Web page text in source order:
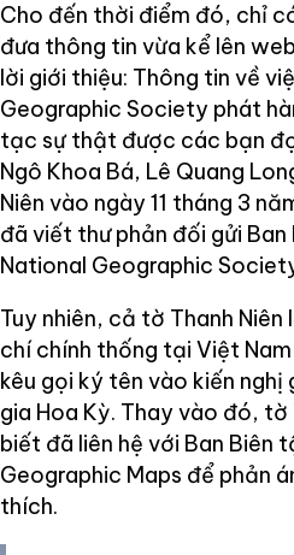
Cho đến thời điểm đó, chỉ
đưa thông tin vừa kể lên
lời giới thiệu: Thông tin về
Geographic Society phát
tạc sự thật được các bạn
Ngô Khoa Bá, Lê Quang
Niên vào ngày 11 tháng 3
đã viết thư phản đối gửi
National Geographic
Tuy nhiên, cả tờ Thanh
chí chính thống tại Việt
kêu gọi ký tên vào kiến nghị
gia Hoa Kỳ. Thay vào đó, tờ
biết đã liên hệ với Ban Biên
Geographic Maps để phản
thích.